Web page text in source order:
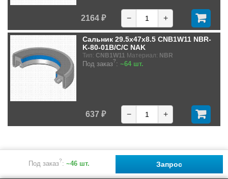
Под заказ?: ~46 шт. Запрос
2164 ₽ − +
Сальник 29.5x47x8.5 CNB1W11 NBR-
K-80-01B/C/C NAK
Тип: CNB1W11 Материал: NBR
Под заказ?: ~64 шт.
637 ₽ − +